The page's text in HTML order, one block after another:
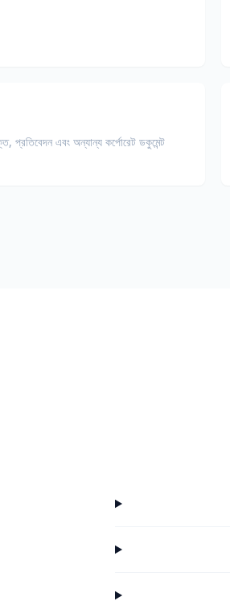
প্রতিবেদন এবং অন্যান্য কর্পোরেট ডকুমেন্ট